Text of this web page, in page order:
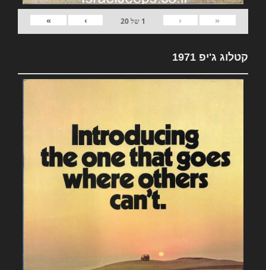
«
‹
1 של20
›
»
קטלוג ג'יפ 1971